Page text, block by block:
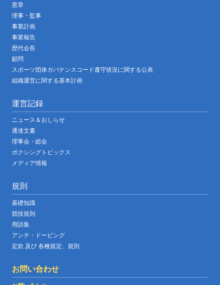
憲章
理事・監事
事業計画
事業報告
歴代会長
顧問
スポーツ団体ガバナンスコード遵守状況に関する公表
組織運営に関する基本計画
運営記録
ニュース＆おしらせ
通達文書
理事会・総会
ボクシングトピックス
メディア情報
規則
基礎知識
競技規則
用語集
アンチ・ドーピング
定款 及び 各種規定、規則
お問い合わせ